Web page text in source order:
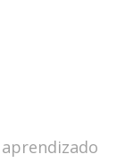
aprendizado